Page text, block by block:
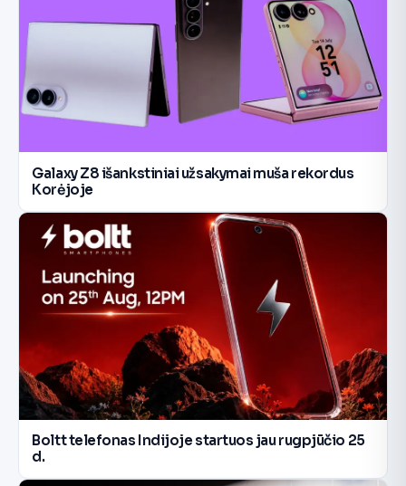
Galaxy Z8 išankstiniai užsakymai muša rekordus
Korėjoje
Boltt telefonas Indijoje startuos jau rugpjūčio 25
d.